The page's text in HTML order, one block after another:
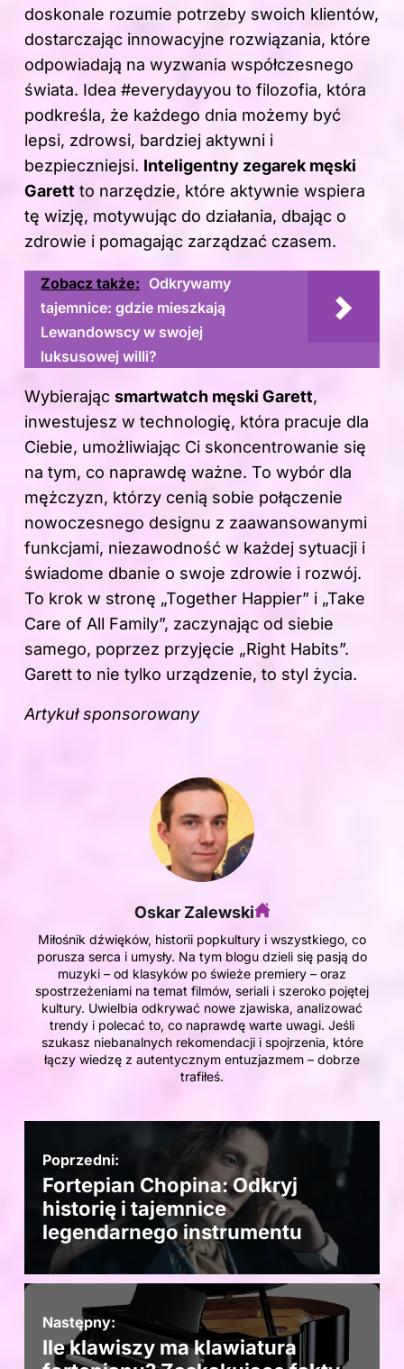
doskonale rozumie potrzeby swoich klientów,
dostarczając innowacyjne rozwiązania, które
odpowiadają na wyzwania współczesnego
świata. Idea #everydayyou to filozofia, która
podkreśla, że każdego dnia możemy być
lepsi, zdrowsi, bardziej aktywni i
bezpieczniejsi. Inteligentny zegarek męski
Garett to narzędzie, które aktywnie wspiera
tę wizję, motywując do działania, dbając o
zdrowie i pomagając zarządzać czasem.
Zobacz także: Odkrywamy
tajemnice: gdzie mieszkają
Lewandowscy w swojej
luksusowej willi?
Wybierając smartwatch męski Garett,
inwestujesz w technologię, która pracuje dla
Ciebie, umożliwiając Ci skoncentrowanie się
na tym, co naprawdę ważne. To wybór dla
mężczyzn, którzy cenią sobie połączenie
nowoczesnego designu z zaawansowanymi
funkcjami, niezawodność w każdej sytuacji i
świadome dbanie o swoje zdrowie i rozwój.
To krok w stronę „Together Happier” i „Take
Care of All Family”, zaczynając od siebie
samego, poprzez przyjęcie „Right Habits”.
Garett to nie tylko urządzenie, to styl życia.
Artykuł sponsorowany
Oskar Zalewski
Miłośnik dźwięków, historii popkultury i wszystkiego, co
porusza serca i umysły. Na tym blogu dzieli się pasją do
muzyki – od klasyków po świeże premiery – oraz
spostrzeżeniami na temat filmów, seriali i szeroko pojętej
kultury. Uwielbia odkrywać nowe zjawiska, analizować
trendy i polecać to, co naprawdę warte uwagi. Jeśli
szukasz niebanalnych rekomendacji i spojrzenia, które
łączy wiedzę z autentycznym entuzjazmem – dobrze
trafiłeś.
Poprzedni:
Fortepian Chopina: Odkryj
historię i tajemnice
legendarnego instrumentu
Następny:
Ile klawiszy ma klawiatura